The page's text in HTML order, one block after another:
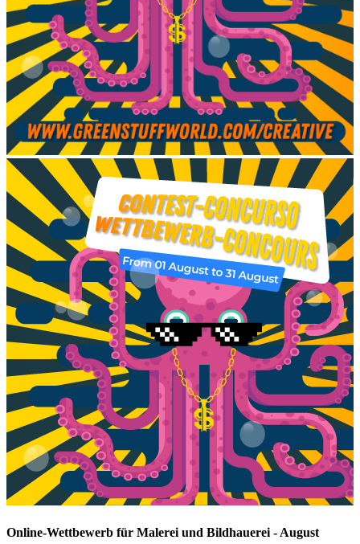
Online-Wettbewerb für Malerei und Bildhauerei - August